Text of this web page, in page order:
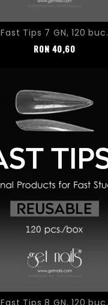
Fast Tips 7 GN, 120 buc.
Pret
RON 40,60
Fast Tips 8 GN, 120 buc.